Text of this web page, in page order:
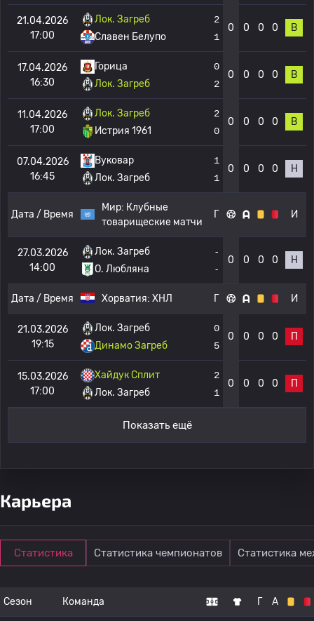
21.04.2026
17:00
Лок. Загреб
Славен Белупо
2
1
0 0 0 0 В
17.04.2026
16:30
Горица
Лок. Загреб
0
2
0 0 0 0 В
11.04.2026
17:00
Лок. Загреб
Истрия 1961
2
0
0 0 0 0 В
07.04.2026
16:45
Вуковар
Лок. Загреб
1
1
0 0 0 0 Н
Дата / Время
Мир: Клубные
товарищеские матчи
Г И
27.03.2026
14:00
Лок. Загреб
О. Любляна
-
-
0 0 0 0 Н
Дата / Время Хорватия: ХНЛ Г И
21.03.2026
19:15
Лок. Загреб
Динамо Загреб
0
5
0 0 0 0 П
15.03.2026
17:00
Хайдук Сплит
Лок. Загреб
2
1
0 0 0 0 П
Показать ещё
Карьера
Статистика Статистика чемпионатов Статистика
Сезон Команда Г А